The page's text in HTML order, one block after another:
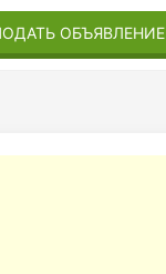
ОБЪЯВЛЕНИЕ